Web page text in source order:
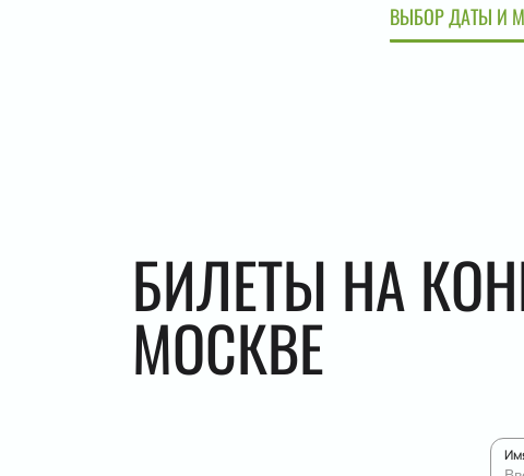
ВЫБОР ДАТЫ И
БИЛЕТЫ НА
МОСКВЕ